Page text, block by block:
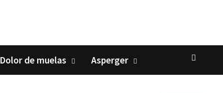
Dolor de muelas Asperger